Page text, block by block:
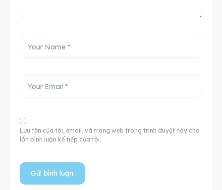
Lưu tên của tôi, email, và trang web trong trình duyệt này cho
lần bình luận kế tiếp của tôi.